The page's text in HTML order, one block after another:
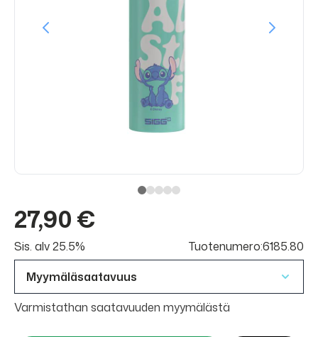
27,90 €
Sis. alv 25.5%
Tuotenumero:6185.80
Myymäläsaatavuus
Varmistathan saatavuuden myymälästä